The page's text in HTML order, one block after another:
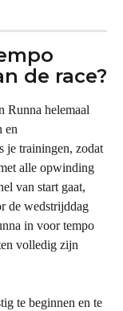
de race?
Runna helemaal
en
je trainingen, zodat
alle opwinding
van start gaat,
de wedstrijddag
in voor tempo
volledig zijn
te beginnen en te